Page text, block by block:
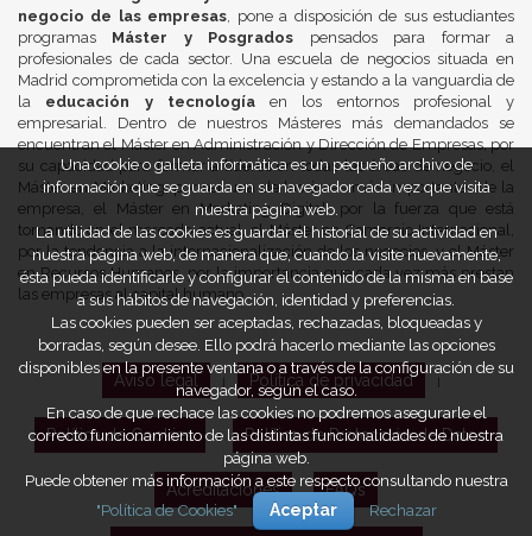
negocio de las empresas, pone a disposición de sus estudiantes
programas Máster y Posgrados pensados para formar a
profesionales de cada sector. Una escuela de negocios situada en
Madrid comprometida con la excelencia y estando a la vanguardia de
la educación y tecnologíaen los entornos profesional y
empresarial. Dentro de nuestros Másteres más demandados se
encuentran el Máster en Administración y Dirección de Empresas, por
su capacidad para formar a líderes en todas las áreas de negocio, el
Máster en Marketing, por ser una de las áreas más importantes de la
empresa, el Máster en Marketing Digital, por la fuerza que está
tomando en el mercado actual, el Máster en Comercio Internacional,
por la tendencia a la internacionalización de los negocios, y el Máster
en Recursos Humanos, por la importancia que cada vez más prestan
las empresas al capital humano.
Aviso legal Política de privacidad
Política de Cookies | Política de Protección de Datos
Acreditaciones FAQs
Una cookie o galleta informática es un pequeño archivo de
información que se guarda en su navegador cada vez que visita
nuestra página web.
La utilidad de las cookies es guardar el historial de su actividad en
nuestra página web, de manera que, cuando la visite nuevamente,
ésta pueda identificarle y configurar el contenido de la misma en base
a sus hábitos de navegación, identidad y preferencias.
Las cookies pueden ser aceptadas, rechazadas, bloqueadas y
borradas, según desee. Ello podrá hacerlo mediante las opciones
disponibles en la presente ventana o a través de la configuración de su
navegador, según el caso.
En caso de que rechace las cookies no podremos asegurarle el
correcto funcionamiento de las distintas funcionalidades de nuestra
página web.
Puede obtener más información a este respecto consultando nuestra
"Política de Cookies"
Aceptar Rechazar